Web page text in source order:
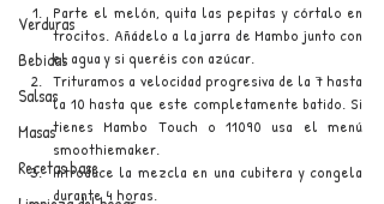
Verduras
Bebidas
Salsas
Masas
Recetas base
Parte el melón, quita las pepitas y córtalo en
trocitos. Añádelo a la jarra de Mambo junto con
el agua y si queréis con azúcar.
Trituramos a velocidad progresiva de la 7 hasta
la 10 hasta que este completamente batido. Si
tienes Mambo Touch o 11090 usa el menú
smoothiemaker.
Introduce la mezcla en una cubitera y congela
durante 4 horas.